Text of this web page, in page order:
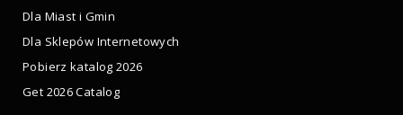
Dla Miast i Gmin
Dla Sklepów Internetowych
Pobierz katalog 2026
Get 2026 Catalog